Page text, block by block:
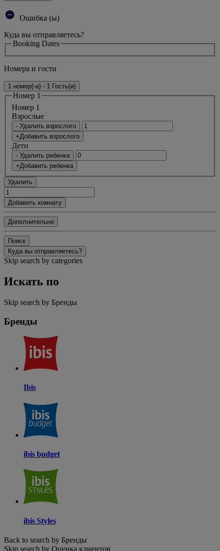
Ошибка (ы)
Куда вы отправляетесь?
Booking Dates
Номера и гости
1 номер(-а) - 1 Гость(и)
Номер 1
Номер 1
Bзрослые
- Удалить взрослого
+Добавить взрослого
Дети
- Удалить ребенка
+Добавить ребенка
Удалить
Добавить комнату
Дополнительно
Поиск
Куда вы отправляетесь?
Skip search by categories
Искать по
Skip search by Бренды
Бренды
Ibis
ibis budget
ibis Styles
Back to search by Бренды
Skip search by Оценка клиентов